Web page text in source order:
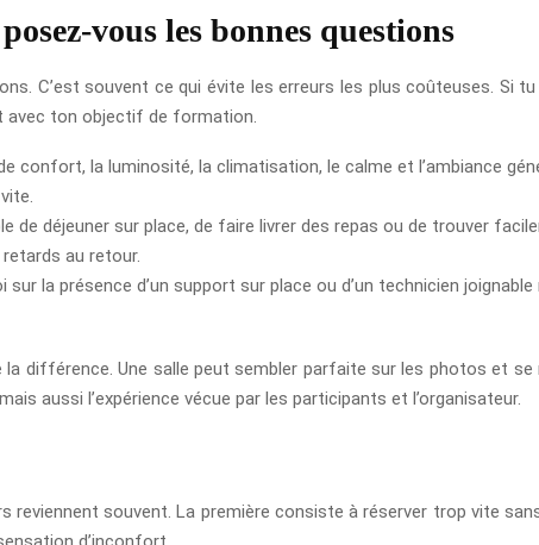
vous les bonnes questions
C’est souvent ce qui évite les erreurs les plus coûteuses. Si
avec ton objectif de formation.
confort, la luminosité, la climatisation, le calme et l’ambiance
de déjeuner sur place, de faire livrer des repas ou de trouver
au retour.
sur la présence d’un support sur place ou d’un technicien
différence. Une salle peut sembler parfaite sur les photos et se
aussi l’expérience vécue par les participants et l’organisateur.
souvent. La première consiste à réserver trop vite